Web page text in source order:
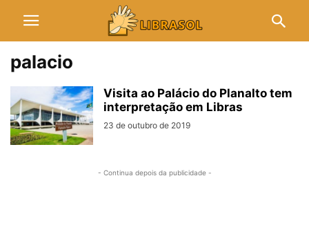
palacio
Visita ao Palácio do Planalto tem
interpretação em Libras
23 de outubro de 2019
- Continua depois da publicidade -